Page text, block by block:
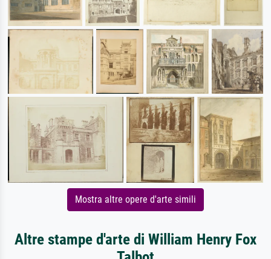
Mostra altre opere d'arte simili
Altre stampe d'arte di William Henry Fox